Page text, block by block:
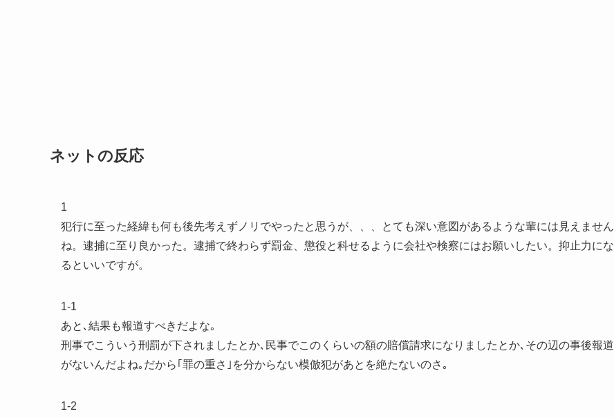
ネットの反応
1
犯行に至った経緯も何も後先考えずノリでやったと思うが、、、とても深い意図があるような輩には見えません
ね。逮捕に至り良かった。逮捕で終わらず罰金、懲役と科せるように会社や検察にはお願いしたい。抑止力にな
るといいですが。
1-1
あと､結果も報道すべきだよな｡
刑事でこういう刑罰が下されましたとか､民事でこのくらいの額の賠償請求になりましたとか､その辺の事後報道
がないんだよね｡だから｢罪の重さ｣を分からない模倣犯があとを絶たないのさ｡
1-2